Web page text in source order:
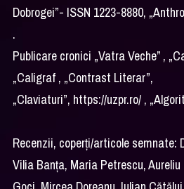
Dobrogei”- ISSN 1223-8880,
.
Publicare cronici „Vatra Veche” ,
„Caligraf , „Contrast Literar”,
„Claviaturi”, https://uzpr.ro/ ,
Recenzii, coperți/articole semnate:
Vilia Banța, Maria Petrescu, Aureliu